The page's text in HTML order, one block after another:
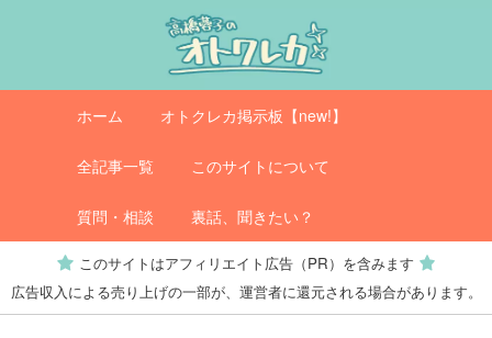
へ
動
移
オトクレカ
ュ
ホーム オトクレカ掲示板【new!】
全記事一覧 このサイトについて
質問・相談 裏話、聞きたい？
このサイトはアフィリエイト広告（PR）を含みます
広告収入による売り上げの一部が、運営者に還元される場合があります。